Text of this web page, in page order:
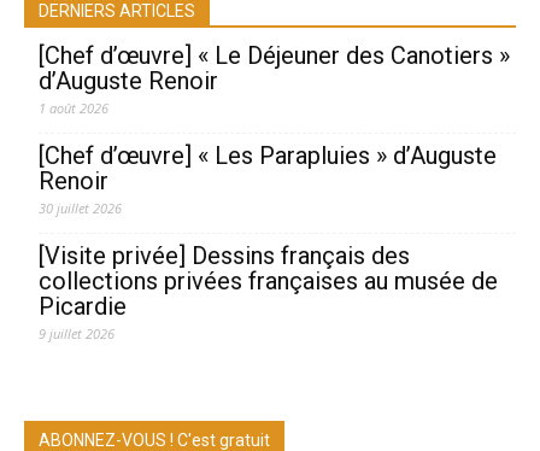
DERNIERS ARTICLES
[Chef d’œuvre] « Le Déjeuner des Canotiers »
d’Auguste Renoir
1 août 2026
[Chef d’œuvre] « Les Parapluies » d’Auguste
Renoir
30 juillet 2026
[Visite privée] Dessins français des
collections privées françaises au musée de
Picardie
9 juillet 2026
ABONNEZ-VOUS ! C'est gratuit